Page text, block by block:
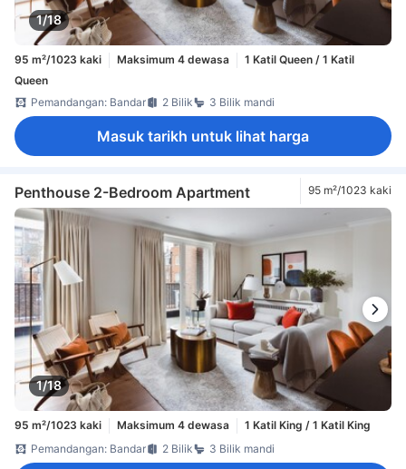
1/18
95 m²/1023 kaki Maksimum 4 dewasa
1 Katil Queen / 1 Katil
Queen
Pemandangan: Bandar
2 Bilik 3 Bilik mandi
Masuk tarikh untuk lihat harga
Penthouse 2-Bedroom Apartment 95 m²/1023 kaki
1/18
95 m²/1023 kaki Maksimum 4 dewasa
1 Katil King / 1 Katil King
Pemandangan: Bandar
2 Bilik 3 Bilik mandi